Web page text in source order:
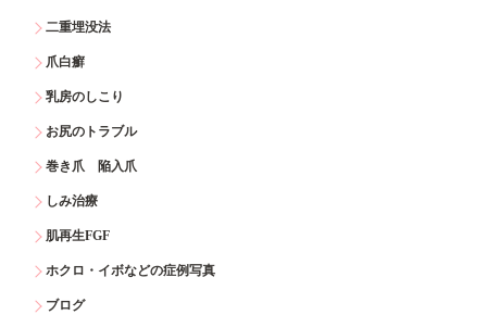
二重埋没法
爪白癬
乳房のしこり
お尻のトラブル
巻き爪 陥入爪
しみ治療
肌再生FGF
ホクロ・イボなどの症例写真
ブログ